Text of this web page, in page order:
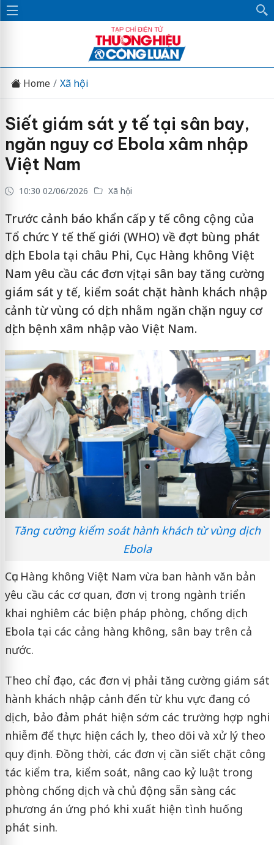
Home Xã hội
Siết giám sát y tế tại sân bay,
ngăn nguy cơ Ebola xâm nhập
Việt Nam
10:30 02/06/2026 Xã hội
Trước cảnh báo khẩn cấp y tế công cộng của
Tổ chức Y tế thế giới (WHO) về đợt bùng phát
dịch Ebola tại châu Phi, Cục Hàng không Việt
Nam yêu cầu các đơn vị tại sân bay tăng cường
giám sát y tế, kiểm soát chặt hành khách nhập
cảnh từ vùng có dịch nhằm ngăn chặn nguy cơ
dịch bệnh xâm nhập vào Việt Nam.
Tăng cường kiểm soát hành khách từ vùng dịch
Ebola
Cục Hàng không Việt Nam vừa ban hành văn bản
yêu cầu các cơ quan, đơn vị trong ngành triển
khai nghiêm các biện pháp phòng, chống dịch
Ebola tại các cảng hàng không, sân bay trên cả
nước.
Theo chỉ đạo, các đơn vị phải tăng cường giám sát
hành khách nhập cảnh đến từ khu vực đang có
dịch, bảo đảm phát hiện sớm các trường hợp nghi
nhiễm để thực hiện cách ly, theo dõi và xử lý theo
quy định. Đồng thời, các đơn vị cần siết chặt công
tác kiểm tra, kiểm soát, nâng cao kỷ luật trong
phòng chống dịch và chủ động sẵn sàng các
phương án ứng phó khi xuất hiện tình huống
phát sinh.